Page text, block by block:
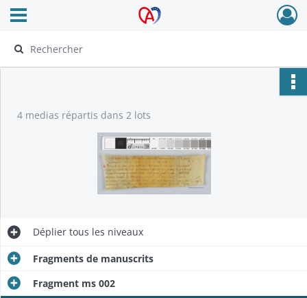
Archives Alsace - Colmar
Ouvrir le menu déroulant
4 medias répartis dans 2 lots
Déplier tous les niveaux
Fragments de manuscrits
Fragment ms 002